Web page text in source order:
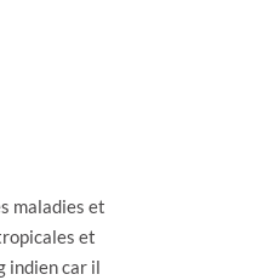
maladies et
et
indien car il